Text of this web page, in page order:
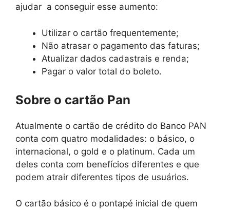
ajudar a conseguir esse aumento:
Utilizar o cartão frequentemente;
Não atrasar o pagamento das faturas;
Atualizar dados cadastrais e renda;
Pagar o valor total do boleto.
Sobre o cartão Pan
Atualmente o cartão de crédito do Banco PAN
conta com quatro modalidades: o básico, o
internacional, o gold e o platinum. Cada um
deles conta com benefícios diferentes e que
podem atrair diferentes tipos de usuários.
O cartão básico é o pontapé inicial de quem